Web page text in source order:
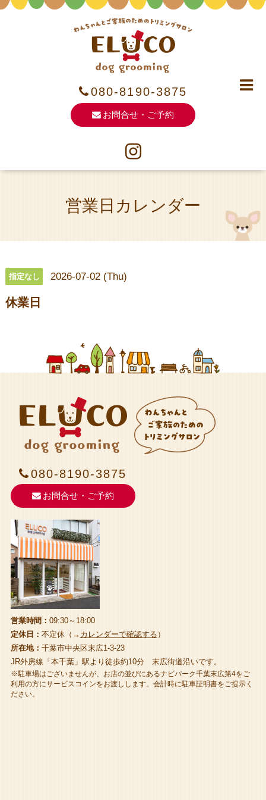
080-8190-3875
お問合せ・ご予約
営業日カレンダー
指定なし 2026-07-02 (Thu)
休業日
080-8190-3875
お問合せ・ご予約
営業時間： 09:30～18:00
定休日： 不定休（→ カレンダーで確認する ）
所在地： 千葉市中央区末広1-3-23
JR外房線「本千葉」駅より徒歩約10分 末広街道沿いです。
※駐車場はございませんが、お店の並びにあるナビパーク千葉末広第4をご
利用の方にサービスコインをお渡しします。会計時に駐車証明書をご提示く
ださい。